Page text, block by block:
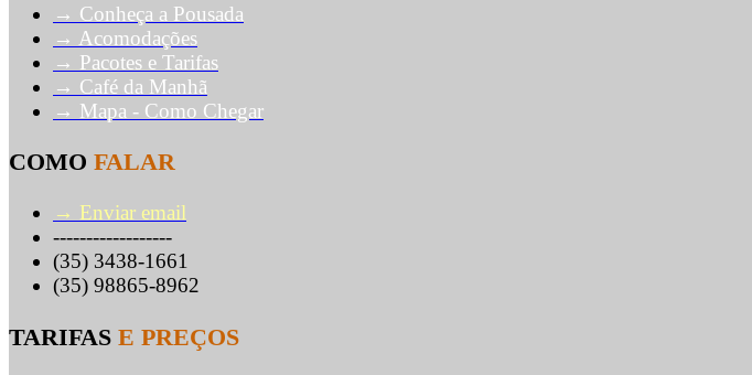
→ Conheça a Pousada
→ Acomodações
→ Pacotes e Tarifas
→ Café da Manhã
→ Mapa - Como Chegar
COMO FALAR
→ Enviar email
------------------
(35) 3438-1661
(35) 98865-8962
TARIFAS E PREÇOS